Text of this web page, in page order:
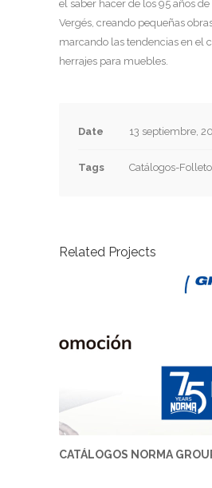
el saber hacer de los 95 años de
Vergés, creando pequeñas
marcando las tendencias en el
herrajes para muebles.
Date 13 septiembre,
Tags Catálogos-
Related Projects
CATÁLOGOS NORMA